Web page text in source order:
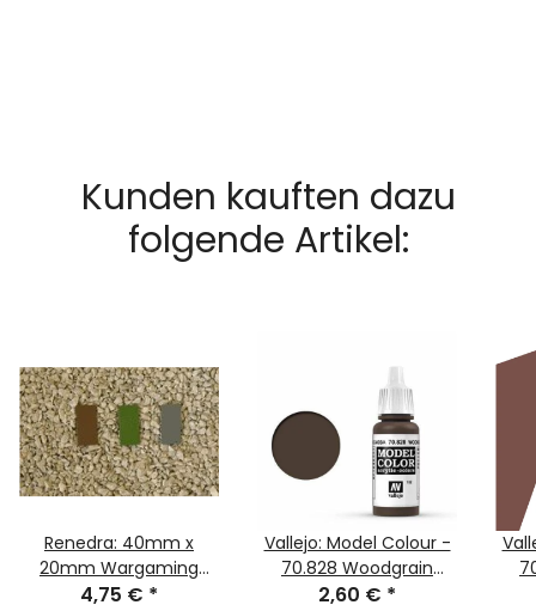
Kunden kauften dazu
folgende Artikel:
Renedra: 40mm x
20mm Wargaming
Bases
4,75 € *
Vallejo: Model Colour -
70.828 Woodgrain
(MC182)
2,60 € *